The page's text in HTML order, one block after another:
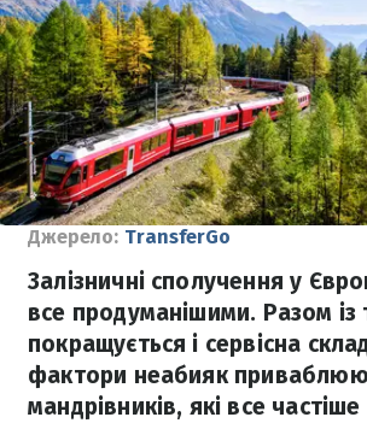
Джерело: TransferGo
Залізничні сполучення у
все продуманішими. Разом із
покращується і сервісна
фактори неабияк
мандрівників, які все